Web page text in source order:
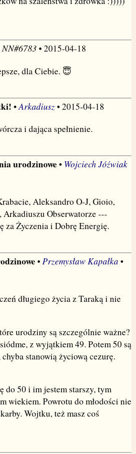
NN#6783 • 2015-04-18
dla Ciebie. 😇
•Arkadiusz• 2015-04-18
i dająca spełnienie.
urodzinowe• Wojciech Jóźwiak
Aleksandro O-J, Gioio,
Obserwatorze ---
za Życzenia i Dobrę Energię.
•Przemysław Kapałka •
długiego życia z Taraką i nie
urodziny są szczególnie ważne?
z wyjątkiem 49. Potem 50 są
stanowią życiową cezurę.
do 50 i im jestem starszy, tym
wiekiem. Powrotu do młodości nie
Wojtku, też masz coś